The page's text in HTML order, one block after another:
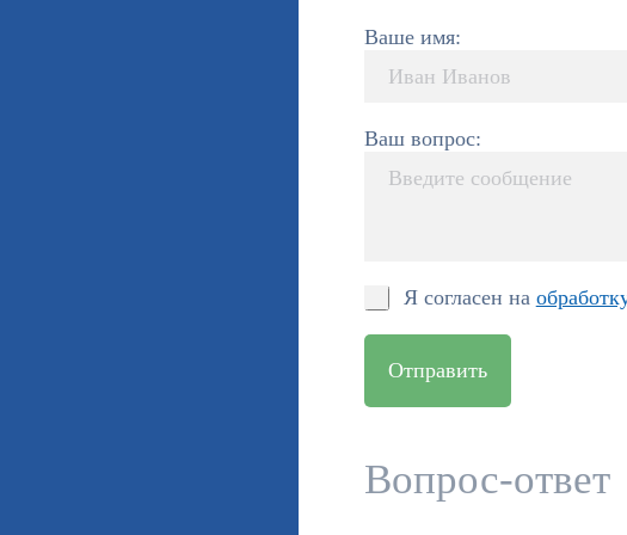
Ваше имя:
Ваш вопрос:
Я согласен на
Отправить
Вопрос-ответ